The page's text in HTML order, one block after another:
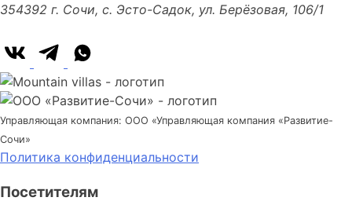
354392 г. Сочи, с. Эсто-Садок, ул. Берёзовая, 106/1
Управляющая компания: ООО «Управляющая компания «Развитие-
Сочи»
Политика конфиденциальности
Посетителям